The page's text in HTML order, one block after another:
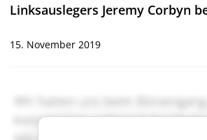
Linksauslegers Jeremy Corbyn
15. November 2019